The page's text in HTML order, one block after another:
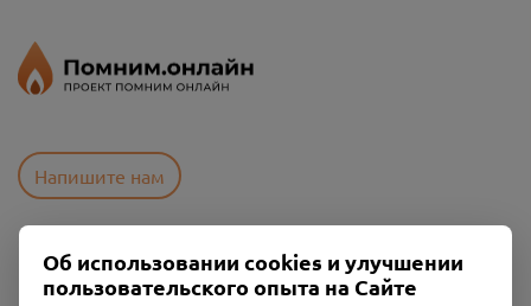
Напишите нам
Пользовательское соглашение
Политика конфиденциальности
Об использовании cookies и улучшении
пользовательского опыта на Сайте